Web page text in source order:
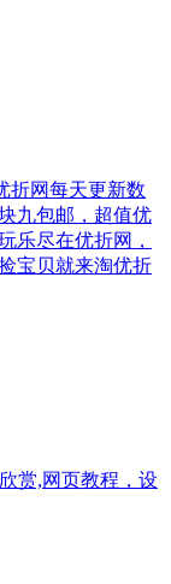
折网每天更新数
九包邮，超值优
乐尽在优折网，
宝贝就来淘优折
赏,网页教程，设